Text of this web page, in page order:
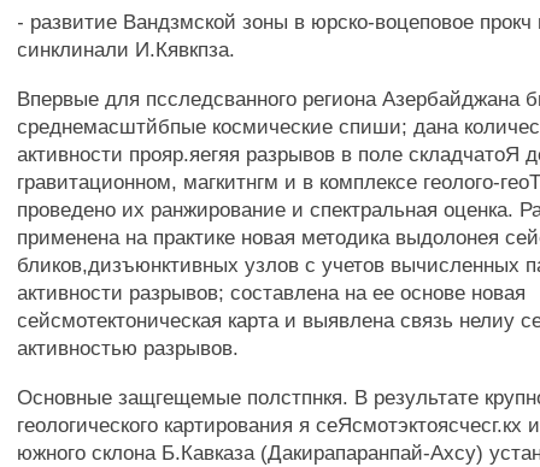
- развитие Вандзмской зоны в юрско-воцеповое прокч
синклинали И.Кявкпза.
Впервые для псследсванного региона Азербайджана
среднемасштйбпые космические спиши; дана
активности прояр.яегяя разрывов в поле складчатоЯ
гравитационном, магкитнгм и в комплексе геолого-
проведено их ранжирование и спектральная оценка.
применена на практике новая методика выдолонея
бликов,дизъюнктивных узлов с учетов вычисленных
активности разрывов; составлена на ее основе новая
сейсмотектоническая карта и выявлена связь нелиу
активностью разрывов.
Основные защгещемые полстпнкя. В результате
геологического картирования я сеЯсмотэктоясчесг.кх
южного склона Б.Кавказа (Дакирапаранпай-Ахсу)